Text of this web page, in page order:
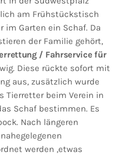
am Frühstückstisch
Garten ein Schaf. Da
der Familie gehört,
/ Fahrservice für
Diese rückte sofort mit
aus, zusätzlich wurde
Tierretter beim Verein in
Schaf bestimmen. Es
Nach längeren
werden ,etwas